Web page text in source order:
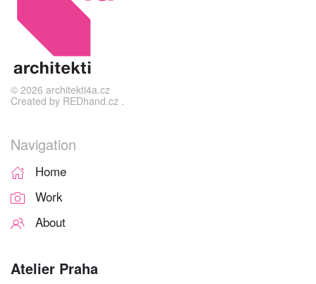
© 2026 architekti4a.cz
Created by REDhand.cz .
Navigation
Home
Work
About
Atelier Praha